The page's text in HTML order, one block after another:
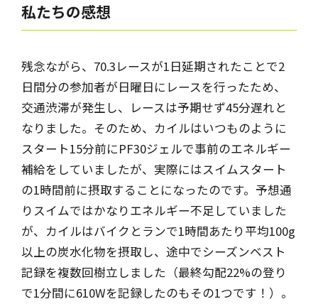
私たちの感想
残念ながら、70.3レースが1日延期されたことで2
日間分の参加者が日曜日にレースを行ったため、
交通渋滞が発生し、レースは予期せず45分遅れと
なりました。そのため、カイルはいつものように
スタート15分前にPF30ジェルで事前のエネルギー
補給をしていましたが、実際にはスイムスタート
の1時間前に摂取することになったのです。予想通
りスイムではかなりエネルギー不足していました
が、カイルはバイクとランで1時間あたり平均100g
以上の炭水化物を摂取し、途中でシーズンベスト
記録を複数回樹立しました（最終勾配22%の登り
で1分間に610Wを記録したのもその1つです！）。